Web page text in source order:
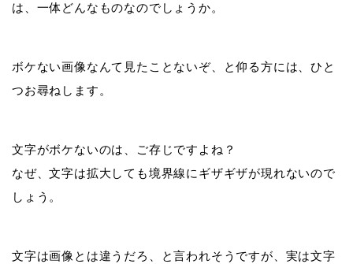
は、一体どんなものなのでしょうか。
ボケない画像なんて見たことないぞ、と仰る方には、ひと
つお尋ねします。
文字がボケないのは、ご存じですよね？
なぜ、文字は拡大しても境界線にギザギザが現れないので
しょう。
文字は画像とは違うだろ、と言われそうですが、 実は文字